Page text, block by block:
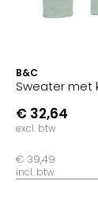
B&C
Sweater met
€ 32,64
excl. btw
€ 39,49
incl. btw